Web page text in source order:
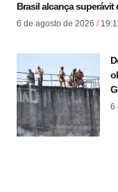
Brasil alcança superávit
6 de agosto de 2026
6